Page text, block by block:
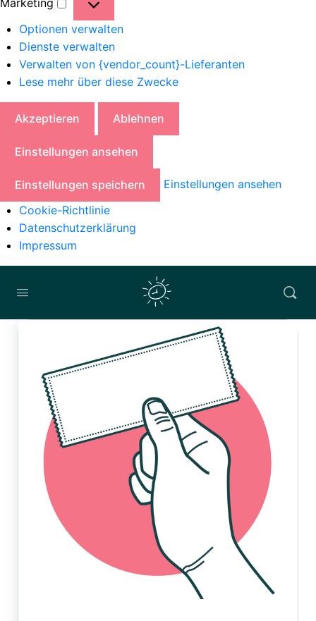
Optionen verwalten
Dienste verwalten
Verwalten von {vendor_count}-Lieferanten
Lese mehr über diese Zwecke
Akzeptieren Ablehnen
Einstellungen ansehen
Einstellungen speichern
Einstellungen ansehen
Cookie-Richtlinie
Datenschutzerklärung
Impressum